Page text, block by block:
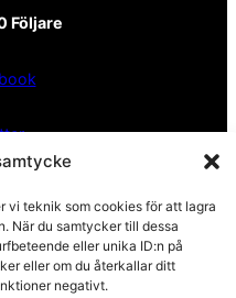
vi teknik som cookies för att lagra
När du samtycker till dessa
eller unika ID:n på
eller om du återkallar ditt
negativt.
Följare